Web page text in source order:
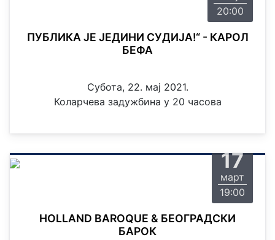
20:00
ПУБЛИКА ЈЕ ЈЕДИНИ СУДИЈА!“ - КАРОЛ
БЕФА
Субота, 22. мај 2021.
Коларчева задужбина у 20 часова
17
март
19:00
HOLLAND BAROQUE & БЕОГРАДСКИ
БАРОК